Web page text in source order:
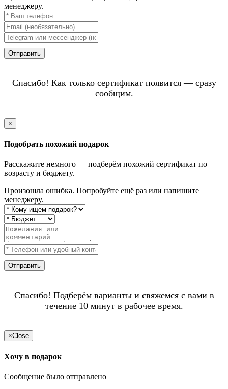
менеджеру.
Отправить
Спасибо! Как только сертификат появится — сразу
сообщим.
×
Подобрать похожий подарок
Расскажите немного — подберём похожий сертификат по
возрасту и бюджету.
Произошла ошибка. Попробуйте ещё раз или напишите
менеджеру.
Отправить
Спасибо! Подберём варианты и свяжемся с вами в
течение 10 минут в рабочее время.
×Close
Хочу в подарок
Сообщение было отправлено